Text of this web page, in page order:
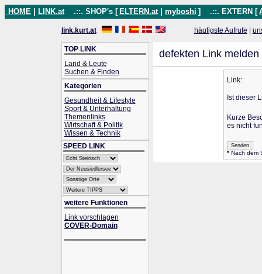
HOME LINK.at .::. SHOP's [ ELTERN.at myboshi ] .::. EXTERN [
link.kurt.at häufigste Aufrufe
TOP LINK
Land & Leute
Suchen & Finden
Kategorien
Gesundheit & Lifestyle
Sport & Unterhaltung
Themenlinks
Wirtschaft & Politik
Wissen & Technik
SPEED LINK
weitere Funktionen
Link vorschlagen
COVER-Domain
defekten Link melden
Link:
Ist dieser
Kurze
es nicht
* Nach dem